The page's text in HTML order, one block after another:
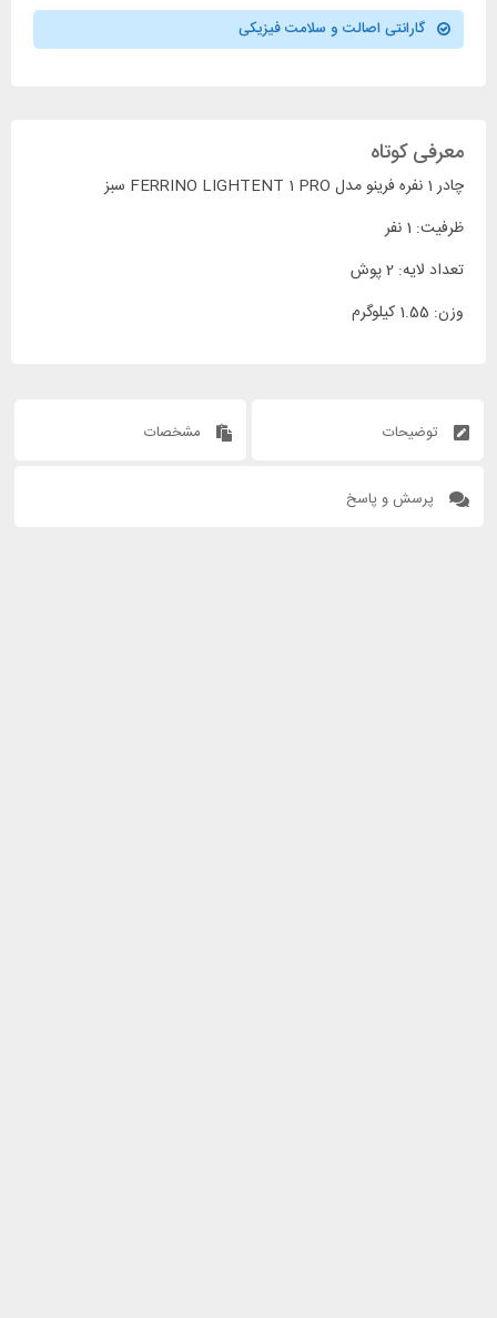
گارانتی اصالت و سلامت فیزیکی
معرفی کوتاه
چادر 1 نفره فرینو مدل FERRINO LIGHTENT 1 PRO سبز
ظرفیت: 1 نفر
تعداد لایه: 2 پوش
وزن: 1.55 کیلوگرم
توضیحات مشخصات
پرسش و پاسخ